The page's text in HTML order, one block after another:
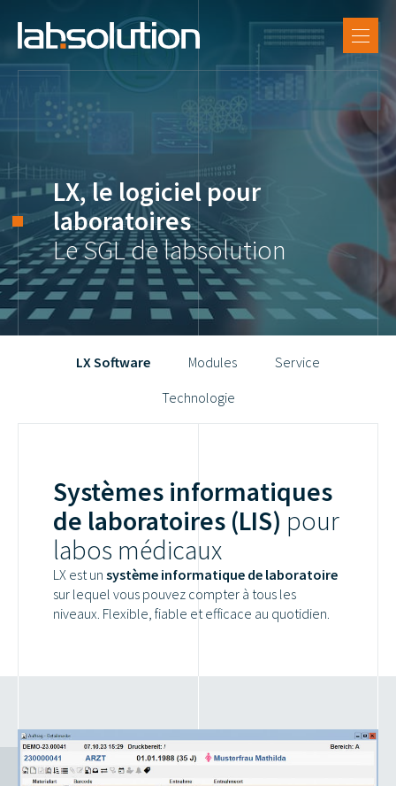
LX Software
Références
Labsolution
Carrière
SUPPORT
DE
EN
LX, le logiciel pour
laboratoires
Le SGL de labsolution
LX Software Modules
Service
Technologie
Systèmes informatiques
de laboratoires (LIS) pour
labos médicaux
LX est un système informatique de laboratoire
sur lequel vous pouvez compter à tous les
niveaux. Flexible, fiable et efficace au quotidien.